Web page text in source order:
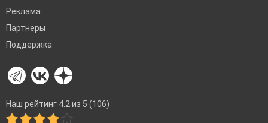
Реклама
Партнеры
Поддержка
Наш рейтинг 4.2 из 5 (106)